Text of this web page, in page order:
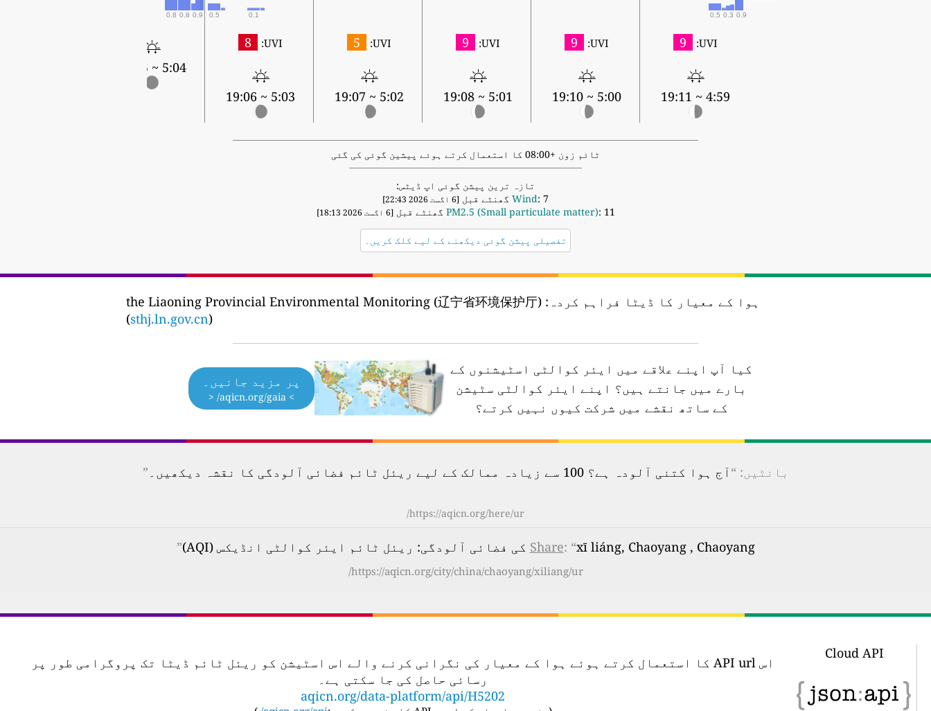
0.9
0.3
0.5
0.1
0.5
0.9
0.8
0.8
UVI:
9
4:59 ~ 19:11
UVI:
9
5:00 ~ 19:10
UVI:
9
5:01 ~ 19:08
UVI:
5
5:02 ~ 19:07
UVI:
8
5:03 ~ 19:06
5:04 ~ 19:05
ٹائم زون +08:00 کا استعمال کرتے ہوئے پیشین گوئی کی گئی
تازہ ترین پیشن گوئی اپ ڈیٹس:
Wind: 7 گھنٹے قبل [6 اگست 2026 22:43]
PM2.5 (Small particulate matter): 11 گھنٹے قبل [6 اگست 2026 18:13]
تفصیلی پیشن گوئی دیکھنے کے لیے کلک کریں۔
ہوا کے معیار کا ڈیٹا فراہم کردہ: the Liaoning Provincial Environmental Monitoring (辽宁省环境保护厅)
(sthj.ln.gov.cn)
کیا آپ اپنے علاقے میں ایئر کوالٹی اسٹیشنوں کے
بارے میں جانتے ہیں؟ اپنے ایئر کوالٹی سٹیشن
کے ساتھ نقشے میں شرکت کیوں نہیں کرتے؟
پر مزید جانیں۔
> aqicn.org/gaia/ <
بانٹیں: “آج ہوا کتنی آلودہ ہے؟ 100 سے زیادہ ممالک کے لیے ریئل ٹائم فضائی آلودگی کا نقشہ دیکھیں۔ ”
https://aqicn.org/here/ur/
Share: “xī liáng, Chaoyang , Chaoyang کی فضائی آلودگی: ریئل ٹائم ایئر کوالٹی انڈیکس (AQI) ”
https://aqicn.org/city/china/chaoyang/xiliang/ur/
Cloud API
اس API url کا استعمال کرتے ہوئے ہوا کے معیار کی نگرانی کرنے والے اس اسٹیشن کو ریئل ٹائم ڈیٹا تک پروگرامی طور پر
رسائی حاصل کی جا سکتی ہے۔
aqicn.org/data-platform/api/H5202